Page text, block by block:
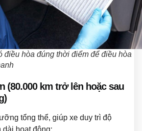
điều hòa đúng thời điểm để điều hòa
(80.000 km trở lên hoặc sau
tổng thể, giúp xe duy trì độ
dài hoạt động: